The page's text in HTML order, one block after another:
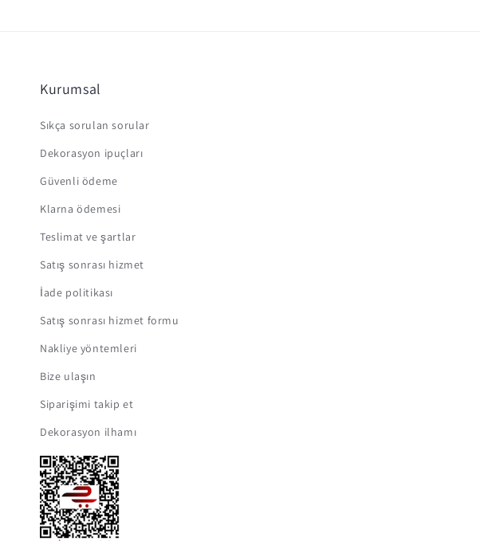
Kurumsal
Sıkça sorulan sorular
Dekorasyon ipuçları
Güvenli ödeme
Klarna ödemesi
Teslimat ve şartlar
Satış sonrası hizmet
İade politikası
Satış sonrası hizmet formu
Nakliye yöntemleri
Bize ulaşın
Siparişimi takip et
Dekorasyon ilhamı